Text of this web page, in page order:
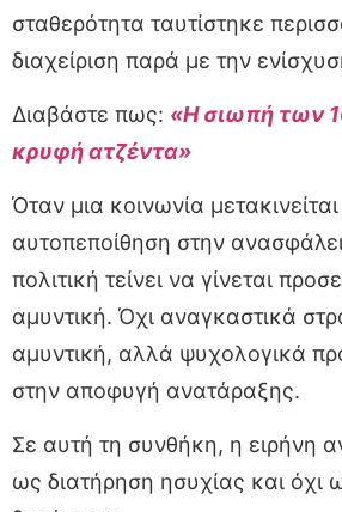
σταθερότητα ταυτίστηκε
διαχείριση παρά με την
Διαβάστε πως: «Η σιωπή των
κρυφή ατζέντα»
Όταν μια κοινωνία
αυτοπεποίθηση στην
πολιτική τείνει να γίνεται
αμυντική. Όχι αναγκαστικά
αμυντική, αλλά ψυχολογικά
στην αποφυγή ανατάραξης.
Σε αυτή τη συνθήκη, η ειρήνη
ως διατήρηση ησυχίας και όχι